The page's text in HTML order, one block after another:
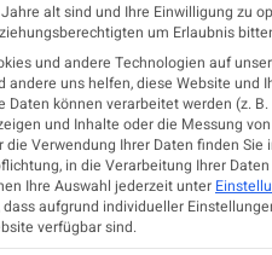
alt sind und Ihre Einwilligung zu
um Erlaubnis
und andere Technologien auf
andere uns helfen, diese Website und
Daten können verarbeitet werden (z. B.
und Inhalte oder die Messung
Verwendung Ihrer Daten finden Sie
in die Verarbeitung Ihrer
Ihre Auswahl jederzeit unter
dass aufgrund individueller
verfügbar sind.